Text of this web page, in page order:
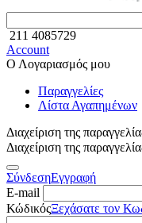
211 4085729
Account
Ο Λογαριασμός μου
Παραγγελίες
Λίστα Αγαπημένων
Διαχείριση της
Διαχείριση της
ΣύνδεσηΕγγραφή
E-mail
ΚώδικόςΞεχάσατε τον